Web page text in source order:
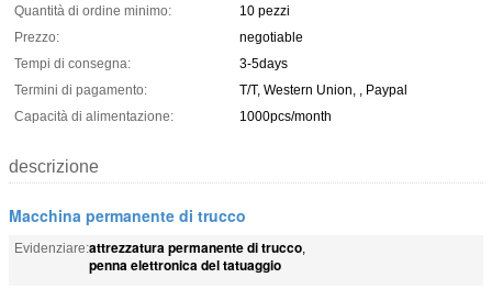
Quantità di ordine minimo:
10 pezzi
Prezzo:
negotiable
Tempi di consegna:
3-5days
Termini di pagamento:
T/T, Western Union, , Paypal
Capacità di alimentazione:
1000pcs/month
descrizione
Macchina permanente di trucco
Evidenziare:attrezzatura permanente di trucco,
penna elettronica del tatuaggio